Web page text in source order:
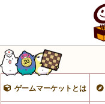
ゲームマーケットとは